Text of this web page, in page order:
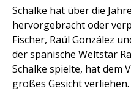
Schalke hat über die
hervorgebracht oder
Fischer, Raúl González
der spanische Weltstar
Schalke spielte, hat dem
großes Gesicht